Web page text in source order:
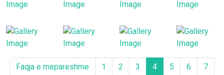
Faqja e mepareshme 1 2 3 4 5 6
7